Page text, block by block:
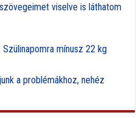
viselve is láthatom
mínusz 22 kg
a problémákhoz, nehéz